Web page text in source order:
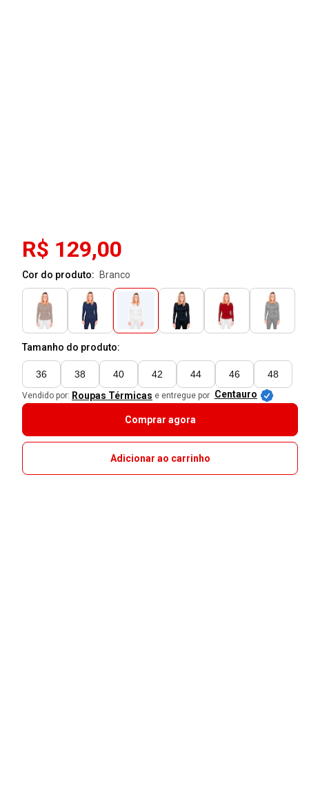
R$ 129,00
Cor do produto: branco
Tamanho do produto:
36 38 40 42 44 46 48
Vendido por: Roupas Térmicas e entregue por Centauro
Comprar agora
Adicionar ao carrinho